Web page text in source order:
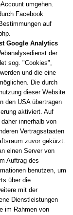
umgehen.
Facebook
auf
.
Google Analytics
der
sog. "Cookies",
und die eine
Die durch
dieser Website
den USA übertragen
aktiviert. Auf
innerhalb von
Vertragsstaaten
zuvor gekürzt.
einen Server von
Auftrag des
benutzen, um
über die
mit der
Dienstleistungen
im Rahmen von